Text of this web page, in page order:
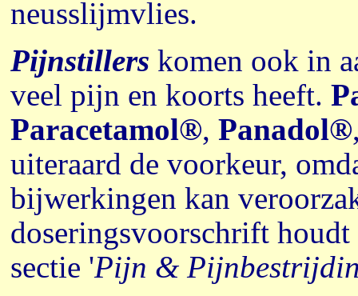
neusslijmvlies.
Pijnstillers komen ook in
veel pijn en koorts heeft.
Paracetamol®, Panadol®
uiteraard de voorkeur,
bijwerkingen kan
doseringsvoorschrift
sectie 'Pijn &